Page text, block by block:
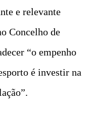
e relevante
Concelho de
“o empenho
é investir na